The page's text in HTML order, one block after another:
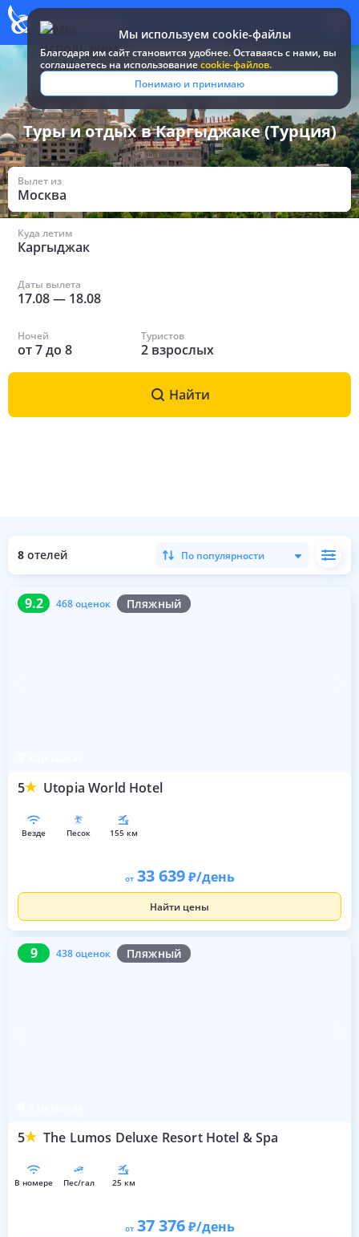
Мы используем cookie-файлы
Благодаря им сайт становится удобнее. Оставаясь c нами, вы
соглашаетесь на использованиеcookie-файлов.
Понимаю и принимаю
Все туры и путевки / Турция / в Каргыджаке
Туры и отдых в Каргыджаке (Турция)
Вылет из
Москва
Куда летим
Каргыджак
Даты вылета
17.08— 18.08
Ночей
от7до 8
Туристов
2 взрослых
Найти
8 отелей По популярности
9.2 468 оценок Пляжный
5 Utopia World Hotel
9.2 468 оценок
везде песок 155 км
от 33 639 /день
Найти цены
9 438 оценок Пляжный
5 The Lumos Deluxe Resort Hotel & Spa
9 438 оценок
в номере пес/гал 25 км
от 37 376 /день